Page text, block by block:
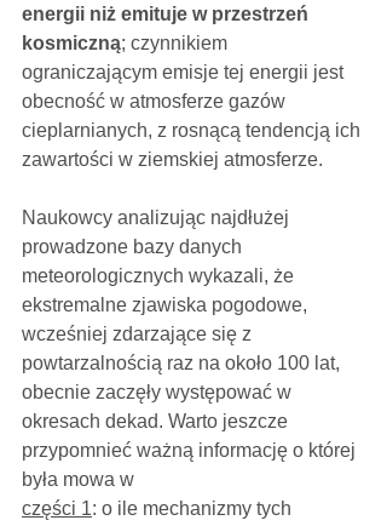
energii niż emituje w przestrzeń
kosmiczną; czynnikiem
ograniczającym emisje tej energii jest
obecność w atmosferze gazów
cieplarnianych, z rosnącą tendencją ich
zawartości w ziemskiej atmosferze.
Naukowcy analizując najdłużej
prowadzone bazy danych
meteorologicznych wykazali, że
ekstremalne zjawiska pogodowe,
wcześniej zdarzające się z
powtarzalnością raz na około 100 lat,
obecnie zaczęły występować w
okresach dekad. Warto jeszcze
przypomnieć ważną informację o której
była mowa w
części 1: o ile mechanizmy tych